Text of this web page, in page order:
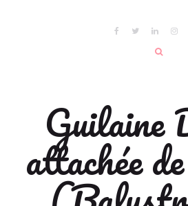
Guilaine
attachée